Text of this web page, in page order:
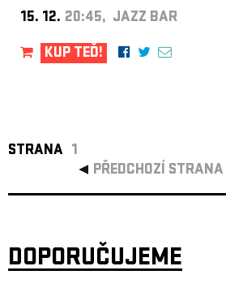
15. 12. 20:45, JAZZ BAR
KUP TEĎ!
STRANA 1
PŘEDCHOZÍ STRANA
DOPORUČUJEME